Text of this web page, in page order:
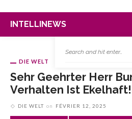
INTELLINEWS
DIE WELT
Sehr Geehrter Herr
Verhalten Ist Ekelhaft!
DIE WELT on FÉVRIER 12, 2025